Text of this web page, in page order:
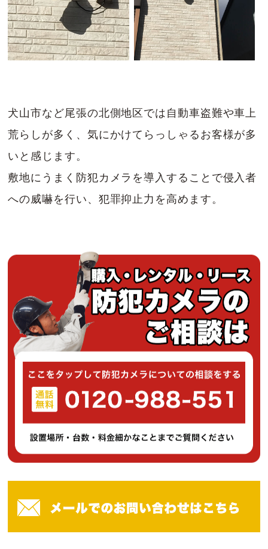
犬山市など尾張の北側地区では自動車盗難や車上
荒らしが多く、気にかけてらっしゃるお客様が多
いと感じます。
敷地にうまく防犯カメラを導入することで侵入者
への威嚇を行い、犯罪抑止力を高めます。